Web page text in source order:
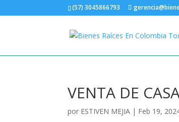
(57) 3045866793
VENTA DE
por ESTIVEN MEJIA | Feb 19,